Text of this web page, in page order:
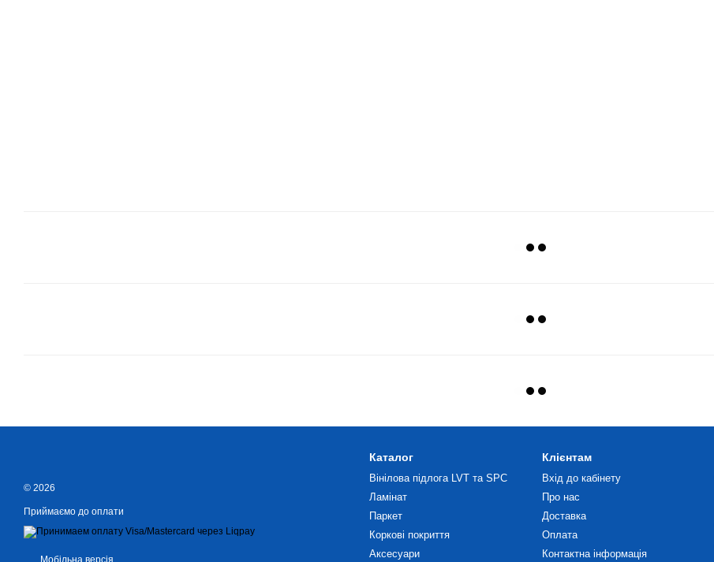
© 2026
Приймаємо до оплати
Мобільна версія
Каталог
Вінілова підлога LVT та SPC
Ламінат
Паркет
Коркові покриття
Аксесуари
Клієнтам
Вхід до кабінету
Про нас
Доставка
Оплата
Контактна інформація